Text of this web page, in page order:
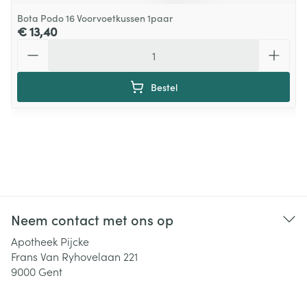
Bota Podo 16 Voorvoetkussen 1paar
€ 13,40
Bestel
Neem contact met ons op
Apotheek Pijcke
Frans Van Ryhovelaan 221
9000 Gent